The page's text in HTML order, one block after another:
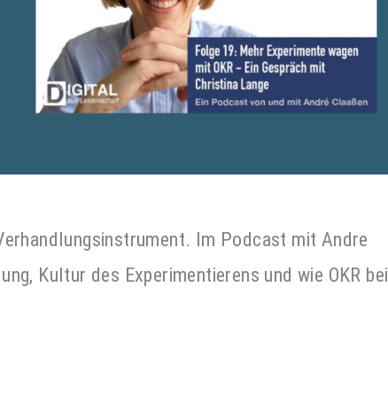
Im Podcast mit Andre
Kultur des Experimentierens und wie OKR bei